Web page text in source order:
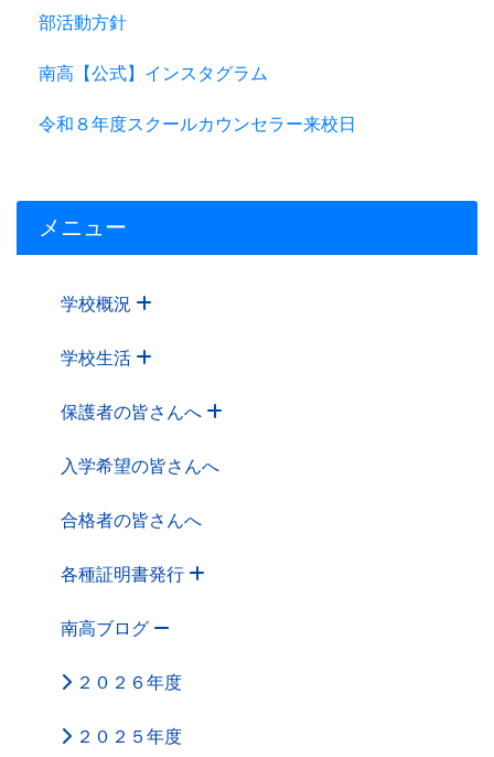
部活動方針
南高【公式】インスタグラム
令和８年度スクールカウンセラー来校日
メニュー
学校概況
学校生活
保護者の皆さんへ
入学希望の皆さんへ
合格者の皆さんへ
各種証明書発行
南高ブログ
２０２６年度
２０２５年度